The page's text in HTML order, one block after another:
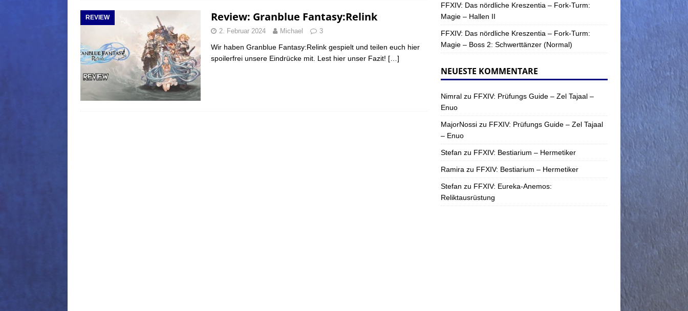
REVIEW Review: Granblue Fantasy:Relink
2. Februar 2024 Michael 3
Wir haben Granblue Fantasy:Relink gespielt und teilen euch hier
spoilerfrei unsere Eindrücke mit. Lest hier unser Fazit! […]
FFXIV: Das nördliche Kreszentia – Fork-Turm:
Magie – Hallen II
FFXIV: Das nördliche Kreszentia – Fork-Turm:
Magie – Boss 2: Schwerttänzer (Normal)
NEUESTE KOMMENTARE
Nimralzu FFXIV: Prüfungs Guide – Zel Tajaal –
Enuo
MajorNossizu FFXIV: Prüfungs Guide – Zel Tajaal
– Enuo
Stefan zu FFXIV: Bestiarium – Hermetiker
Ramira zu FFXIV: Bestiarium – Hermetiker
Stefan zu FFXIV: Eureka-Anemos:
Reliktausrüstung